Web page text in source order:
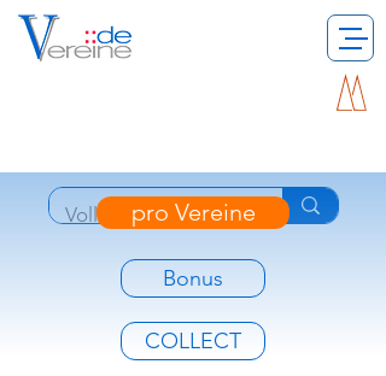
pro Vereine
Bonus
COLLECT